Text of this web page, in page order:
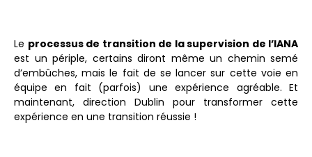
Le processus de transition de la supervision de l’IANA
est un périple, certains diront même un chemin semé
d’embûches, mais le fait de se lancer sur cette voie en
équipe en fait (parfois) une expérience agréable. Et
maintenant, direction Dublin pour transformer cette
expérience en une transition réussie !